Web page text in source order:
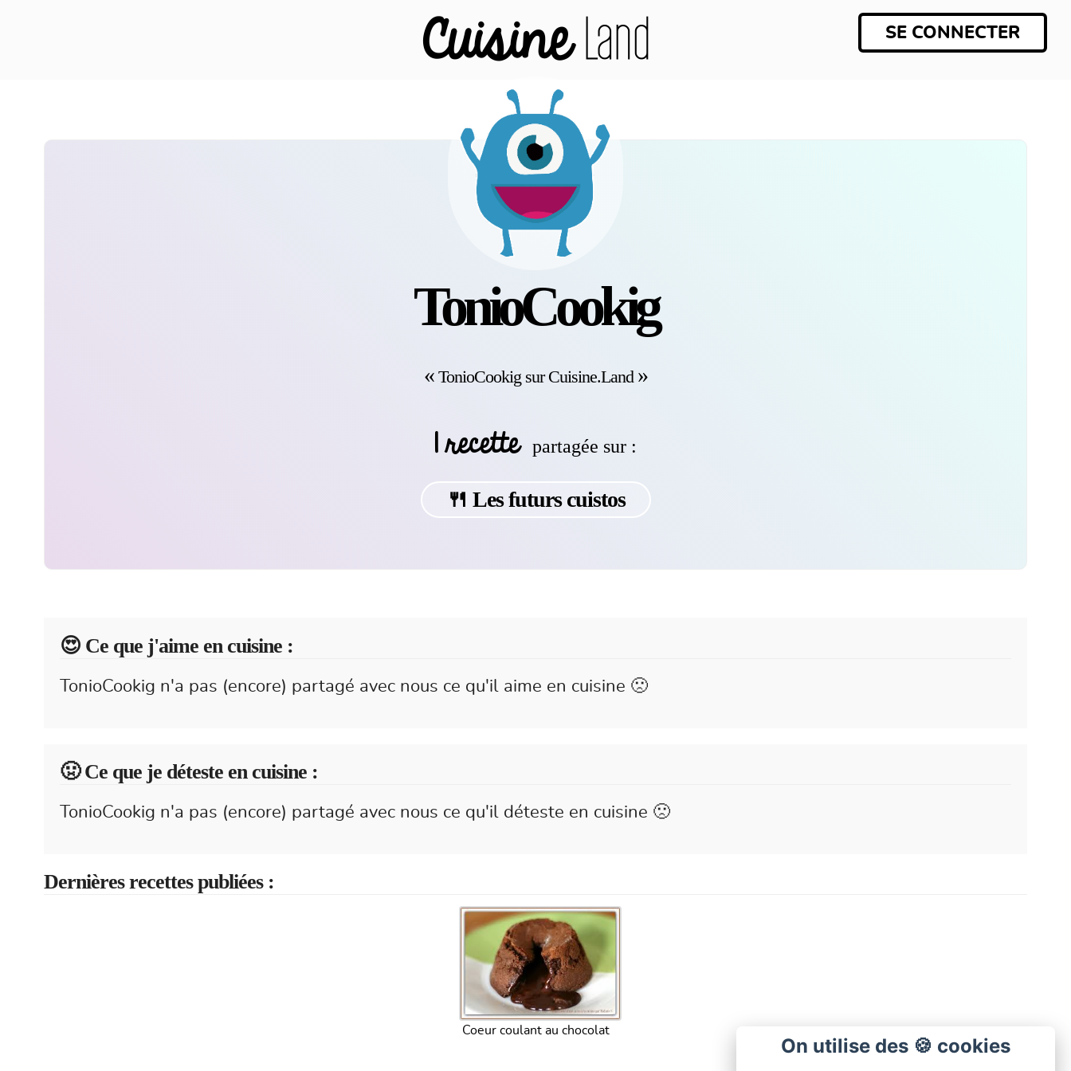
SE CONNECTER
TonioCookig
TonioCookig sur Cuisine.Land
1 recette partagée sur :
🍴 Les futurs cuistos
😍️ Ce que j'aime en cuisine :
TonioCookig n'a pas (encore) partagé avec nous ce qu'il aime en cuisine 🙁
🤢 Ce que je déteste en cuisine :
TonioCookig n'a pas (encore) partagé avec nous ce qu'il déteste en cuisine 🙁
Dernières recettes publiées :
Coeur coulant au chocolat
On utilise des 🍪 cookies